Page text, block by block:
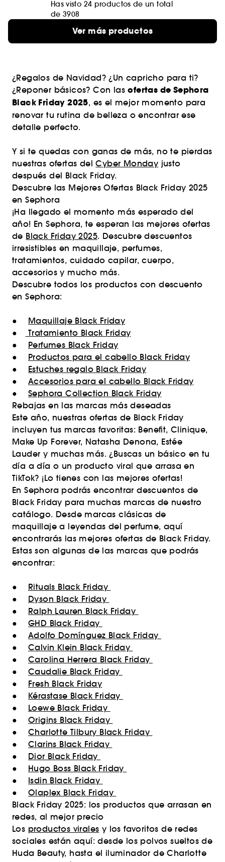
Has visto 24 productos de un total
de 3908
Ver más productos
¿Regalos de Navidad? ¿Un capricho para ti?
¿Reponer básicos? Con lasofertas de Sephora
Black Friday 2025, es el mejor momento para
renovar tu rutina de belleza o encontrar ese
detalle perfecto.
Y si te quedas con ganas de más, no te pierdas
nuestras ofertas delCyber Monday justo
después del Black Friday.
Descubre las Mejores Ofertas Black Friday 2025
en Sephora
¡Ha llegado el momento más esperado del
año! En Sephora, te esperan las mejores ofertas
de Black Friday 2025. Descubre descuentos
irresistibles en maquillaje, perfumes,
tratamientos, cuidado capilar, cuerpo,
accesorios y mucho más.
Descubre todos los productos con descuento
en Sephora:
● Maquillaje Black Friday
●
Tratamiento Black Friday
● Perfumes Black Friday
● Productos para el cabello Black Friday
● Estuches regalo Black Friday
● Accesorios para el cabello Black Friday
● Sephora Collection Black Friday
Rebajas en las marcas más deseadas
Este año, nuestras ofertas de Black Friday
incluyen tus marcas favoritas: Benefit, Clinique,
Make Up Forever, Natasha Denona, Estée
Lauder y muchas más. ¿Buscas un básico en tu
día a día o un producto viral que arrasa en
TikTok? ¡Lo tienes con las mejores ofertas!
En Sephora podrás encontrar descuentos de
Black Friday para muchas marcas de nuestro
catálogo. Desde marcas clásicas de
maquillaje a leyendas del perfume, aquí
encontrarás las mejores ofertas de Black Friday.
Estas son algunas de las marcas que podrás
encontrar:
● Rituals Black Friday
● Dyson Black Friday
● Ralph Lauren Black Friday
● GHD Black Friday
● Adolfo Domínguez Black Friday
● Calvin Klein Black Friday
● Carolina Herrera Black Friday
● Caudalie Black Friday
● Fresh Black Friday
● Kérastase Black Friday
● Loewe Black Friday
● Origins Black Friday
● Charlotte Tilbury Black Friday
● Clarins Black Friday
● Dior Black Friday
● Hugo Boss Black Friday
● Isdin Black Friday
● Olaplex Black Friday
Black Friday 2025: los productos que arrasan en
redes, al mejor precio
Los productos virales y los favoritos de redes
sociales están aquí: desde los polvos sueltos de
Huda Beauty, hasta el iluminador de Charlotte